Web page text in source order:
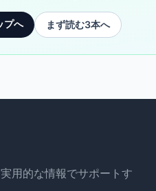
プへ まず読む3本へ
用的な情報でサポートす